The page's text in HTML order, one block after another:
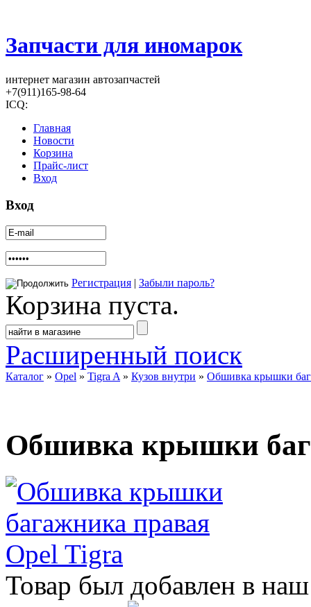
Запчасти для иномарок
интернет магазин автозапчастей
+7(911)165-98-64
ICQ:
Главная
Новости
Корзина
Прайс-лист
Вход
Вход
Регистрация | Забыли пароль?
Корзина пуста.
Расширенный поиск
Каталог » Opel » Tigra A » Кузов внутри » Обшивка крышки
Обшивка крышки
Товар был добавлен в